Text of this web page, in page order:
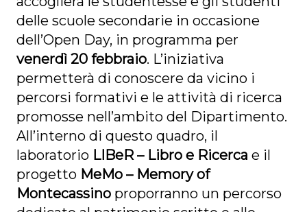
delle scuole secondarie in occasione
dell’Open Day, in programma per
venerdì 20 febbraio. L’iniziativa
permetterà di conoscere da vicino i
percorsi formativi e le attività di ricerca
promosse nell’ambito del Dipartimento.
All’interno di questo quadro, il
laboratorio LIBeR – Libro e Ricerca e il
progetto MeMo – Memory of
Montecassino proporranno un percorso